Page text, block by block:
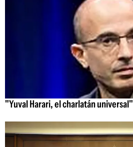
"Yuval Harari, el charlatán universal"